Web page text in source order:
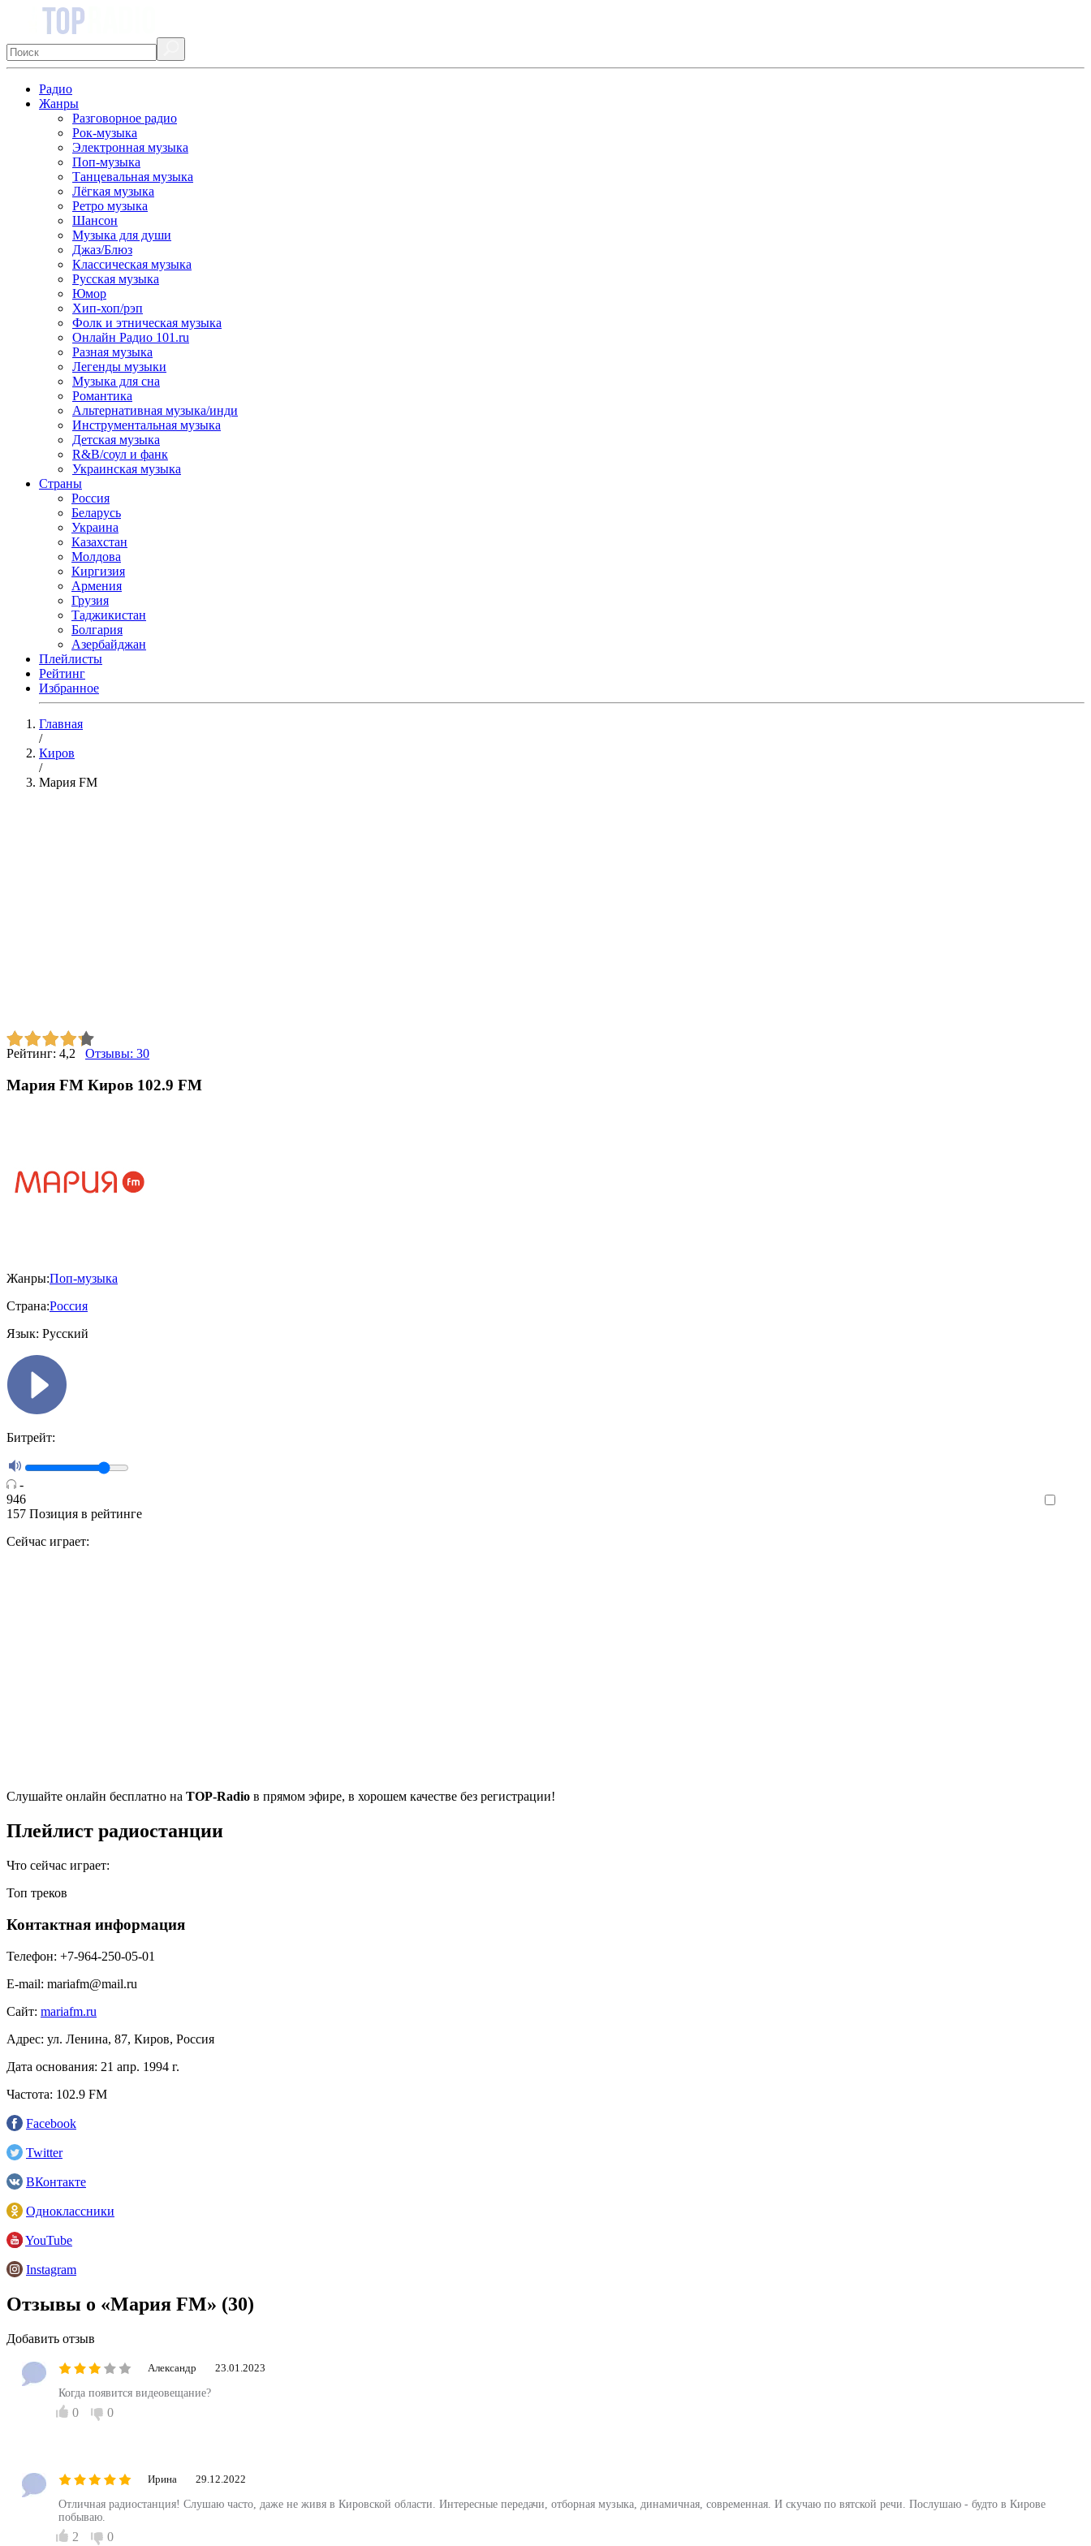
Радио
Жанры
Разговорное радио
Рок-музыка
Электронная музыка
Поп-музыка
Танцевальная музыка
Лёгкая музыка
Ретро музыка
Шансон
Музыка для души
Джаз/Блюз
Классическая музыка
Русская музыка
Юмор
Хип-хоп/рэп
Фолк и этническая музыка
Онлайн Радио 101.ru
Разная музыка
Легенды музыки
Музыка для сна
Романтика
Альтернативная музыка/инди
Инструментальная музыка
Детская музыка
R&B/cоул и фанк
Украинская музыка
Страны
Россия
Беларусь
Украина
Казахстан
Молдова
Киргизия
Армения
Грузия
Таджикистан
Болгария
Азербайджан
Плейлисты
Рейтинг
Избранное
Главная
/
Киров
/
Мария FM
Рейтинг: 4,2 Отзывы: 30
Мария FM Киров 102.9 FM
Жанры:Поп-музыка
Страна:Россия
Язык: Русский
Битрейт:
-
946
157 Позиция в рейтинге
Сейчас играет:
Cлушайте онлайн бесплатно на TOP-Radio в прямом эфире, в хорошем качестве без регистрации!
Плейлист радиостанции
Что сейчас играет:
Топ треков
Контактная информация
Телефон: +7-964-250-05-01
E-mail: mariafm@mail.ru
Сайт: mariafm.ru
Адрес: ул. Ленина, 87, Киров, Россия
Дата основания: 21 апр. 1994 г.
Частота: 102.9 FM
Facebook
Twitter
ВКонтакте
Одноклассники
YouTube
Instagram
Отзывы о «Мария FM» (30)
Добавить отзыв
Александр 23.01.2023
Когда появится видеовещание?
0 0
Ирина 29.12.2022
Отличная радиостанция! Слушаю часто, даже не живя в Кировской области. Интересные передачи, отборная музыка, динамичная, современная. И скучаю по вятской речи. Послушаю - будто в Кирове
побываю.
2 0